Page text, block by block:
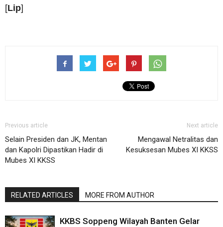
[Lip]
Previous article
Selain Presiden dan JK, Mentan
dan Kapolri Dipastikan Hadir di
Mubes XI KKSS
Next article
Mengawal Netralitas dan
Kesuksesan Mubes XI KKSS
RELATED ARTICLES MORE FROM AUTHOR
KKBS Soppeng Wilayah Banten Gelar